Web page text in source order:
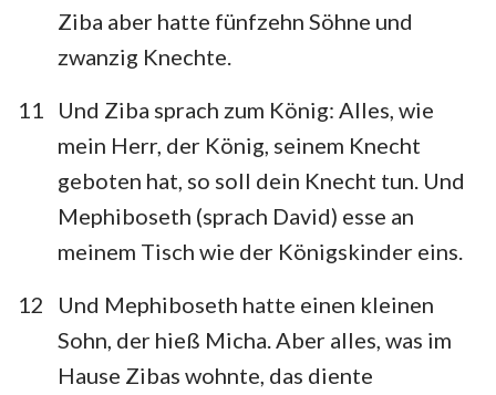
Ziba aber hatte fünfzehn Söhne und
zwanzig Knechte.
11
Und Ziba sprach zum König: Alles, wie
mein Herr, der König, seinem Knecht
geboten hat, so soll dein Knecht tun. Und
Mephiboseth (sprach David) esse an
meinem Tisch wie der Königskinder eins.
12
Und Mephiboseth hatte einen kleinen
Sohn, der hieß Micha. Aber alles, was im
Hause Zibas wohnte, das diente